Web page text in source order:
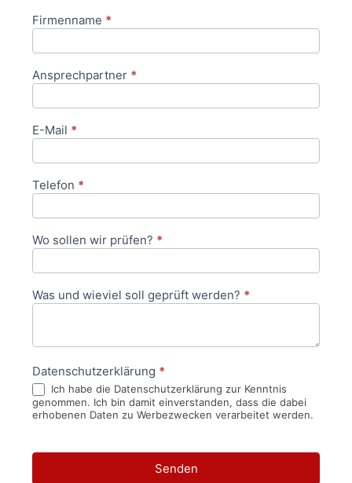
Anfrageformular
Firmenname *
Ansprechpartner *
E-Mail *
Telefon *
Wo sollen wir prüfen? *
Was und wieviel soll geprüft werden? *
Datenschutzerklärung *
Ich habe die Datenschutzerklärung zur Kenntnis
genommen. Ich bin damit einverstanden, dass die dabei
erhobenen Daten zu Werbezwecken verarbeitet werden.
Senden